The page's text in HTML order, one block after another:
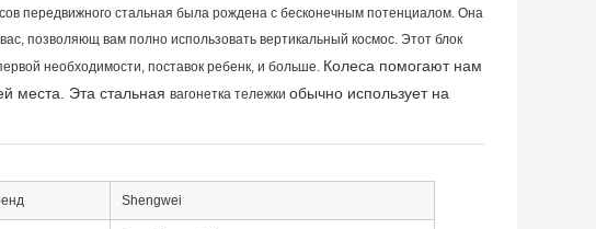
передвижного стальная была рождена с бесконечным потенциалом. Она
позволяющ вам полно использовать вертикальный космос. Этот блок
необходимости, поставок ребенк, и больше. Колеса помогают нам
места. Эта стальная вагонетка тележки обычно использует на
Shengwei